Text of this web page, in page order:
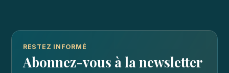
RESTEZ INFORMÉ
Abonnez-vous à la newsletter